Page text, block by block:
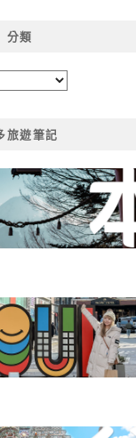
分類
旅遊筆記